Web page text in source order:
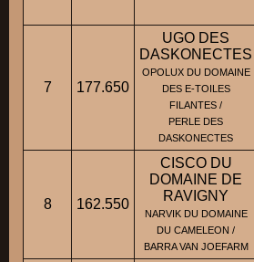
7 177.650
UGO DES
DASKONECTES
OPOLUX DU DOMAINE
DES E-TOILES
FILANTES /
PERLE DES
DASKONECTES
8 162.550
CISCO DU
DOMAINE DE
RAVIGNY
NARVIK DU DOMAINE
DU CAMELEON /
BARRA VAN JOEFARM